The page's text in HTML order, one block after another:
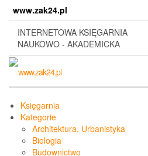
content
www.zak24.pl
INTERNETOWA KSIĘGARNIA
NAUKOWO - AKADEMICKA
Księgarnia
Kategorie
Architektura, Urbanistyka
Biologia
Budownictwo